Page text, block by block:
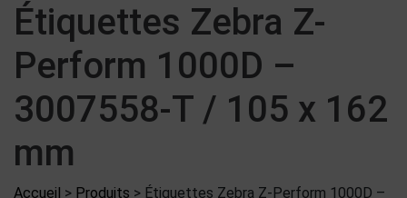
Étiquettes Zebra Z-
Perform 1000D –
3007558-T / 105 x 162
mm
Accueil > Produits > Étiquettes Zebra Z-Perform 1000D –